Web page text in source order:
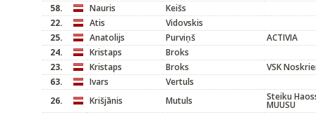
58.
Nauris
Keišs
22.
Atis
Vidovskis
25.
Anatolijs Purviņš
ACTIVIA
24.
Kristaps
Broks
23.
Kristaps Broks
VSK
63.
Ivars
Vertuls
26.
Krišjānis Mutuls Steiku
MUUSU